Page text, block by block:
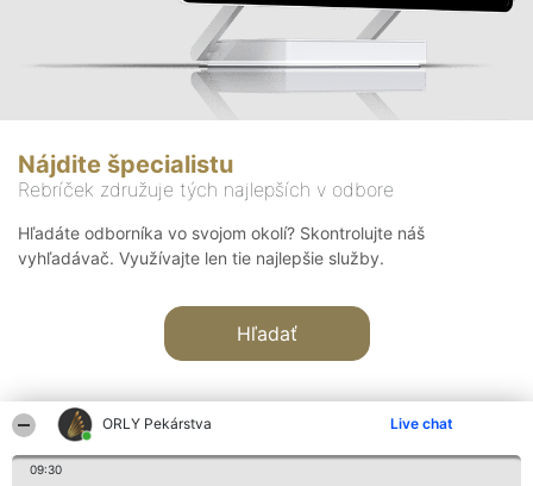
ORLY Pekárstva Live chat
09:30
Nájdite špecialistu
Rebríček združuje tých najlepších v odbore
Hľadáte odborníka vo svojom okolí? Skontrolujte náš
vyhľadávač. Využívajte len tie najlepšie služby.
Hľadať